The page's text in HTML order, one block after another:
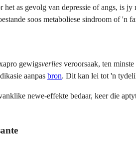
as gevolg van depressie of angs, is
soos metaboliese sindroom of 'n
gewigsverlies veroorsaak, ten
aanpas bron. Dit kan lei tot 'n
newe-effekte bedaar, keer die